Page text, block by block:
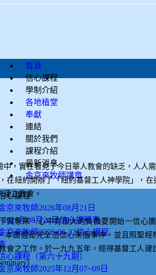
首頁
信心課程
學制介紹
各地植堂
奉獻
連結
關於我們
課程介紹
最新消息
金京來牧師講章
心課程
京來牧師2026年08月21日
年08月24日信心課程表
京來牧師2026-06-22信心課程
心課程（第六十九期）
京來牧師2025年12月07~09日
，實在看見了今日華人教會的缺乏，人人
在紐約開辦了「紐約基督工人神學院」，
立教會。
異象來，心中有很大的負擔要開始一信心
本團體是完全憑信心來服事神，並且照聖
會之工作。於一九九五年，經得基督工人